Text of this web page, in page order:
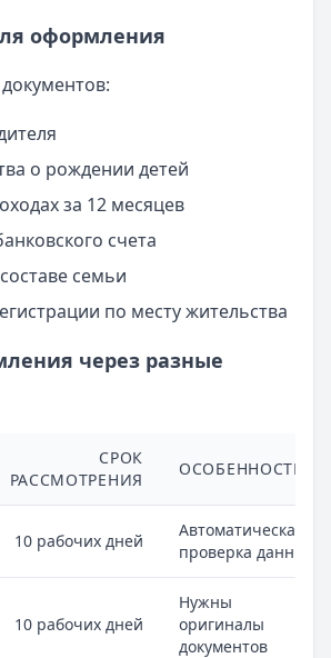
оформления
о рождении детей
за 12 месяцев
счета
семьи
по месту жительства
через разные
СРОК
РАССМОТРЕНИЯ
ОСОБЕННОСТИ
10 рабочих дней
Автоматическая
проверка данных
10 рабочих дней
Нужны
оригиналы
документов